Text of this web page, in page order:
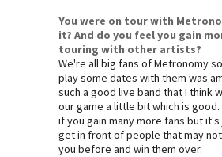
You were on tour with
it? And do you feel you gain
touring with other artists?
We're all big fans of Metronomy
play some dates with them was
such a good live band that I think
our game a little bit which is
if you gain many more fans but
get in front of people that may
you before and win them over.